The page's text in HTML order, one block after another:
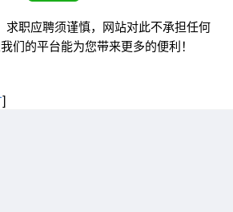
求职应聘须谨慎，网站对此不承担任何
们的平台能为您带来更多的便利！
]